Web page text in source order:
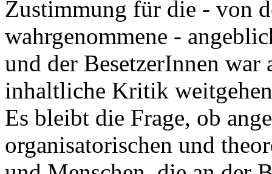
Zustimmung für die - von
wahrgenommene -
und der BesetzerInnen war
inhaltliche Kritik
Es bleibt die Frage, ob
organisatorischen und